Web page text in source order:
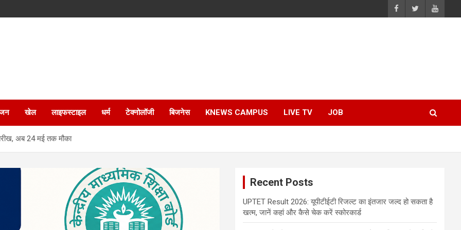
खेल लाइफस्टाइल धर्म टेक्नोलॉजी बिजनेस KNEWS CAMPUS LIVE TV JOB
अब 24 मई तक मौका
Recent Posts
UPTET Result 2026: यूपीटीईटी रिजल्ट का इंतजार जल्द हो सकता है
खत्म, जानें कहां और कैसे चेक करें स्कोरकार्ड